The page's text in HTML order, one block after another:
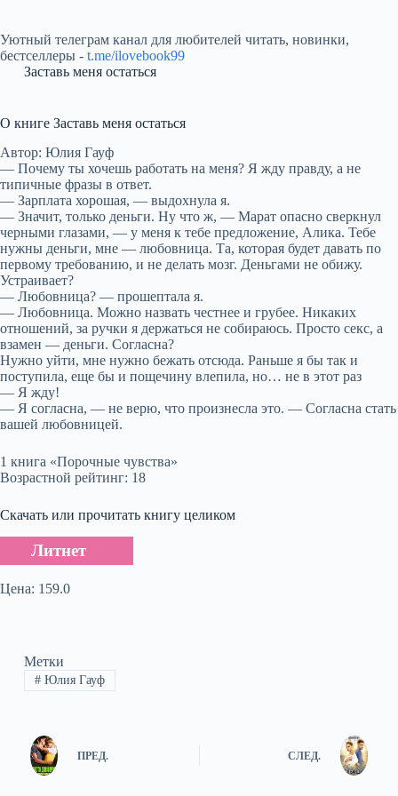
Уютный телеграм канал для любителей читать, новинки,
бестселлеры - t.me/ilovebook99
Заставь меня остаться
О книге Заставь меня остаться
Автор: Юлия Гауф
— Почему ты хочешь работать на меня? Я жду правду, а не
типичные фразы в ответ.
— Зарплата хорошая, — выдохнула я.
— Значит, только деньги. Ну что ж, — Марат опасно сверкнул
черными глазами, — у меня к тебе предложение, Алика. Тебе
нужны деньги, мне — любовница. Та, которая будет давать по
первому требованию, и не делать мозг. Деньгами не обижу.
Устраивает?
— Любовница? — прошептала я.
— Любовница. Можно назвать честнее и грубее. Никаких
отношений, за ручки я держаться не собираюсь. Просто секс, а
взамен — деньги. Согласна?
Нужно уйти, мне нужно бежать отсюда. Раньше я бы так и
поступила, еще бы и пощечину влепила, но… не в этот раз
— Я жду!
— Я согласна, — не верю, что произнесла это. — Согласна стать
вашей любовницей.
1 книга «Порочные чувства»
Возрастной рейтинг: 18
Скачать или прочитать книгу целиком
Литнет
Цена: 159.0
Метки
#Юлия Гауф
ПРЕД. СЛЕД.